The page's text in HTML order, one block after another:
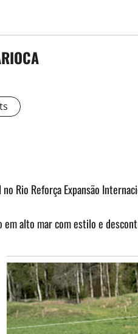
Rio Reforça Expansão
alto mar com estilo e